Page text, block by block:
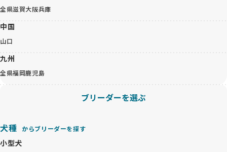
全県滋賀大阪兵庫
中国
山口
九州
全県福岡鹿児島
ブリーダーを選ぶ
犬種 からブリーダーを探す
小型犬